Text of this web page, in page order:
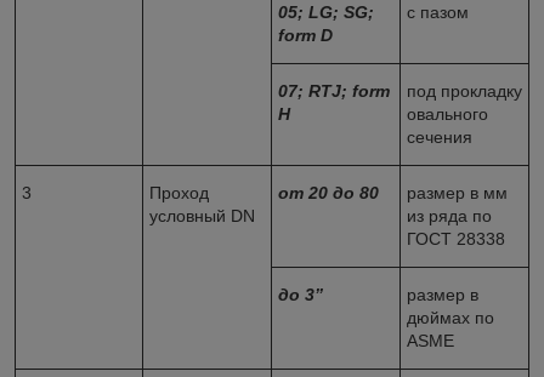
05; LG; SG;
form D
с пазом
07; RTJ; form
H
под прокладку
овального
сечения
3
Проход
условный DN
от 20 до 80
размер в мм
из ряда по
ГОСТ 28338
до 3’’
размер в
дюймах по
ASME